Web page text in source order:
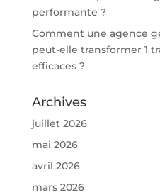
performante ?
Comment une agence
peut-elle transformer 1
efficaces ?
Archives
juillet 2026
mai 2026
avril 2026
mars 2026